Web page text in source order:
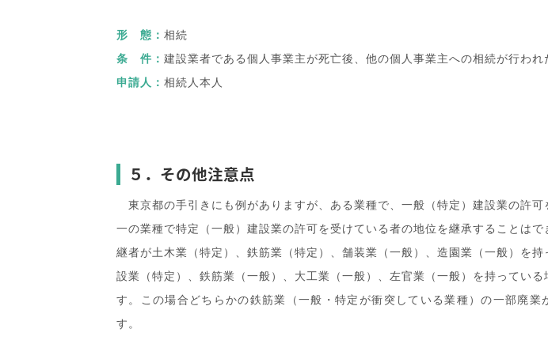
形 態： 相続
条 件： 建設業者である個人事業主が死亡後、他の個人事業主への相続が行われ
申請人： 相続人本人
５．その他注意点
東京都の手引きにも例がありますが、ある業種で、一般（特定）建設業の許可
一の業種で特定（一般）建設業の許可を受けている者の地位を継承することは
継者が土木業（特定）、鉄筋業（特定）、舗装業（一般）、造園業（一般）を持
設業（特定）、鉄筋業（一般）、大工業（一般）、左官業（一般）を持っている
す。この場合どちらかの鉄筋業（一般・特定が衝突している業種）の一部廃業
す。